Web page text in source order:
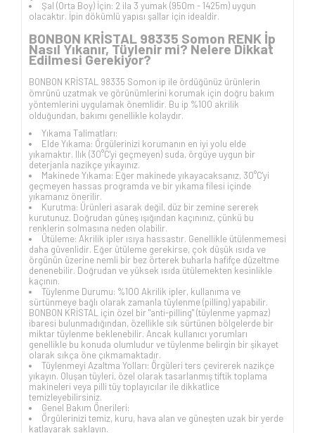
Şal (Orta Boy) İçin: 2 ila 3 yumak (950m - 1425m) uygun
olacaktır. İpin dökümlü yapısı şallar için idealdir.
BONBON KRİSTAL 98335 Somon RENK İp
Nasıl Yıkanır, Tüylenir mi? Nelere Dikkat
Edilmesi Gerekiyor?
BONBON KRİSTAL 98335 Somon ip ile ördüğünüz ürünlerin
ömrünü uzatmak ve görünümlerini korumak için doğru bakım
yöntemlerini uygulamak önemlidir. Bu ip %100 akrilik
olduğundan, bakımı genellikle kolaydır.
Yıkama Talimatları:
Elde Yıkama: Örgülerinizi korumanın en iyi yolu elde
yıkamaktır. Ilık (30°C'yi geçmeyen) suda, örgüye uygun bir
deterjanla nazikçe yıkayınız.
Makinede Yıkama: Eğer makinede yıkayacaksanız, 30°C'yi
geçmeyen hassas programda ve bir yıkama filesi içinde
yıkamanız önerilir.
Kurutma: Ürünleri asarak değil, düz bir zemine sererek
kurutunuz. Doğrudan güneş ışığından kaçınınız, çünkü bu
renklerin solmasına neden olabilir.
Ütüleme: Akrilik ipler ısıya hassastır. Genellikle ütülenmemesi
daha güvenlidir. Eğer ütüleme gerekirse, çok düşük ısıda ve
örgünün üzerine nemli bir bez örterek buharla hafifçe düzeltme
denenebilir. Doğrudan ve yüksek ısıda ütülemekten kesinlikle
kaçının.
Tüylenme Durumu: %100 Akrilik ipler, kullanıma ve
sürtünmeye bağlı olarak zamanla tüylenme (pilling) yapabilir.
BONBON KRİSTAL için özel bir "anti-pilling" (tüylenme yapmaz)
ibaresi bulunmadığından, özellikle sık sürtünen bölgelerde bir
miktar tüylenme beklenebilir. Ancak kullanıcı yorumları
genellikle bu konuda olumludur ve tüylenme belirgin bir şikayet
olarak sıkça öne çıkmamaktadır.
Tüylenmeyi Azaltma Yolları: Örgüleri ters çevirerek nazikçe
yıkayın. Oluşan tüyleri, özel olarak tasarlanmış tiftik toplama
makineleri veya pilli tüy toplayıcılar ile dikkatlice
temizleyebilirsiniz.
Genel Bakım Önerileri:
Örgülerinizi temiz, kuru, hava alan ve güneşten uzak bir yerde
katlayarak saklayın.